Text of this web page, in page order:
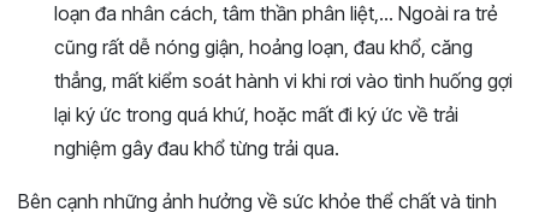
loạn đa nhân cách, tâm thần phân liệt,… Ngoài ra trẻ
cũng rất dễ nóng giận, hoảng loạn, đau khổ, căng
thẳng, mất kiểm soát hành vi khi rơi vào tình huống gợi
lại ký ức trong quá khứ, hoặc mất đi ký ức về trải
nghiệm gây đau khổ từng trải qua.
Bên cạnh những ảnh hưởng về sức khỏe thể chất và tinh